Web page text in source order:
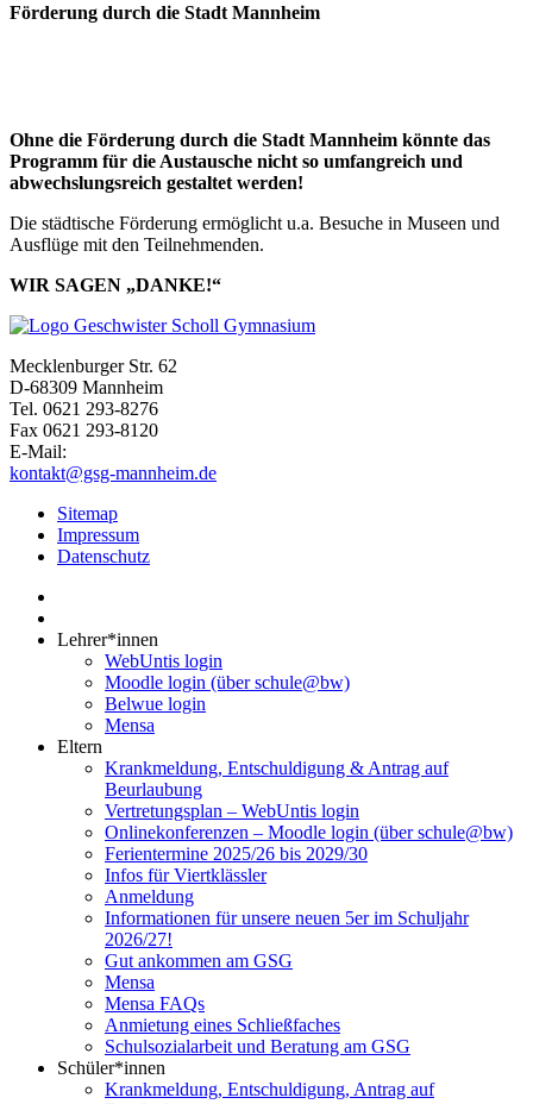
Förderung durch die Stadt Mannheim
Ohne die Förderung durch die Stadt Mannheim könnte das
Programm für die Austausche nicht so umfangreich und
abwechslungsreich gestaltet werden!
Die städtische Förderung ermöglicht u.a. Besuche in Museen und
Ausflüge mit den Teilnehmenden.
WIR SAGEN „DANKE!“
Mecklenburger Str. 62
D-68309 Mannheim
Tel. 0621 293-8276
Fax 0621 293-8120
E-Mail:
kontakt@gsg-mannheim.de
Sitemap
Impressum
Datenschutz
Lehrer*innen
WebUntis login
Moodle login (über schule@bw)
Belwue login
Mensa
Eltern
Krankmeldung, Entschuldigung & Antrag auf
Beurlaubung
Vertretungsplan – WebUntis login
Onlinekonferenzen – Moodle login (über schule@bw)
Ferientermine 2025/26 bis 2029/30
Infos für Viertklässler
Anmeldung
Informationen für unsere neuen 5er im Schuljahr
2026/27!
Gut ankommen am GSG
Mensa
Mensa FAQs
Anmietung eines Schließfaches
Schulsozialarbeit und Beratung am GSG
Schüler*innen
Krankmeldung, Entschuldigung, Antrag auf